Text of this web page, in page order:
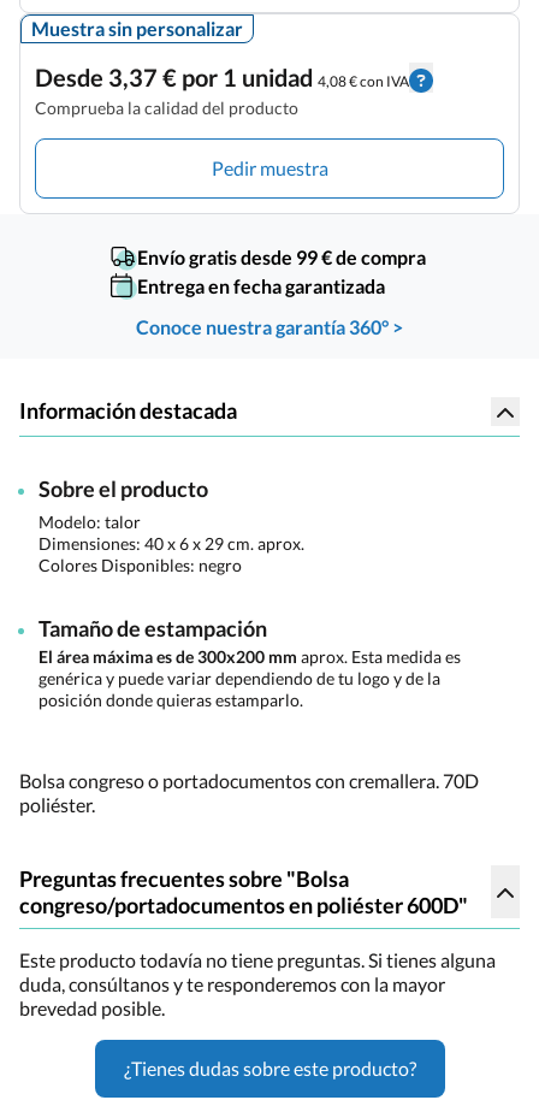
Muestra sin personalizar
Desde 3,37 € por 1 unidad 4,08 € con IVA
Comprueba la calidad del producto
Pedir muestra
Envío gratis desde 99 € de compra
Entrega en fecha garantizada
Conoce nuestra garantía 360° >
Información destacada
Sobre el producto
Modelo: talor
Dimensiones: 40 x 6 x 29 cm. aprox.
Colores Disponibles: negro
Tamaño de estampación
El área máxima es de 300x200 mm aprox. Esta medida es
genérica y puede variar dependiendo de tu logo y de la
posición donde quieras estamparlo.
Bolsa congreso o portadocumentos con cremallera. 70D
poliéster.
Preguntas frecuentes sobre "Bolsa
congreso/portadocumentos en poliéster 600D"
Este producto todavía no tiene preguntas. Si tienes alguna
duda, consúltanos y te responderemos con la mayor
brevedad posible.
¿Tienes dudas sobre este producto?